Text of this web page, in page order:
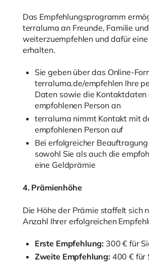
Das Empfehlungsprogramm
terraluma an Freunde, Familie
weiterzuempfehlen und dafür eine
erhalten.
Sie geben über das Online-
terraluma.de/empfehlen Ihre
Daten sowie die Kontaktdaten
empfohlenen Person an
terraluma nimmt Kontakt mit
empfohlenen Person auf
Bei erfolgreicher
sowohl Sie als auch die
eine Geldprämie
4. Prämienhöhe
Die Höhe der Prämie staffelt sich
Anzahl Ihrer erfolgreichen
Erste Empfehlung: 300 € für
Zweite Empfehlung:400 € für